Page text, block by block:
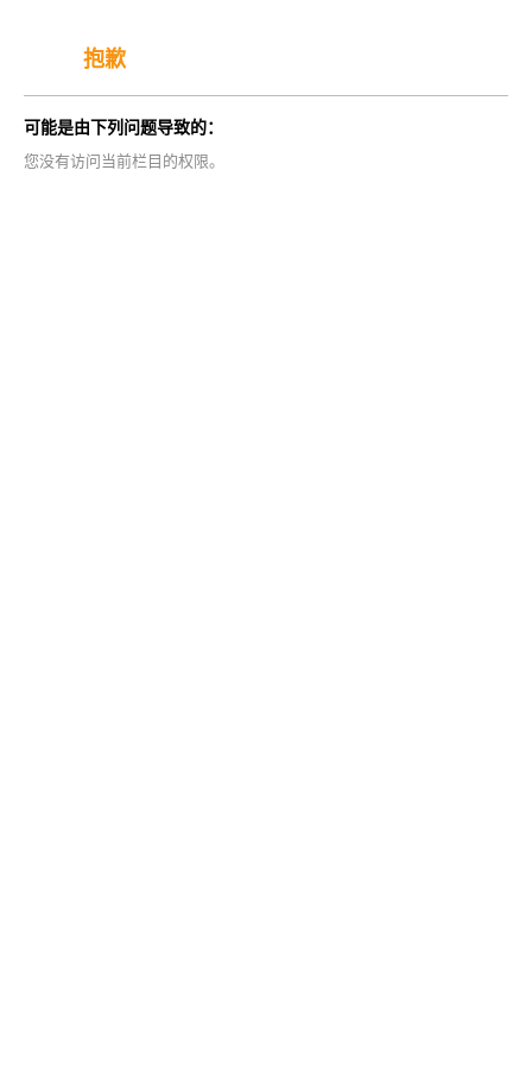
抱歉
可能是由下列问题导致的：
您没有访问当前栏目的权限。